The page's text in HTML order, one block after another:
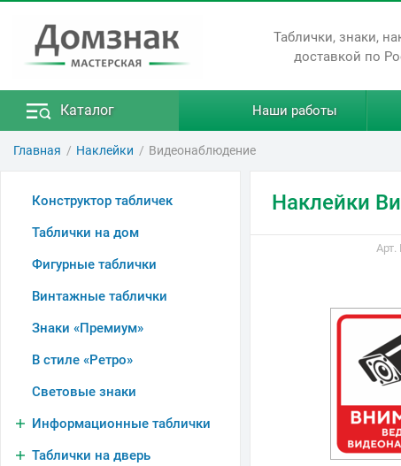
Таблички, знаки,
доставкой по
Каталог Наши работы
Главная Наклейки Видеонаблюдение
Конструктор табличек
Таблички на дом
Фигурные таблички
Винтажные таблички
Знаки «Премиум»
В стиле «Ретро»
Световые знаки
Информационные таблички
Таблички на дверь
Наклейки
Арт.